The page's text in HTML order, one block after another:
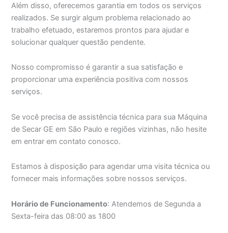
Além disso, oferecemos garantia em todos os serviços
realizados. Se surgir algum problema relacionado ao
trabalho efetuado, estaremos prontos para ajudar e
solucionar qualquer questão pendente.
Nosso compromisso é garantir a sua satisfação e
proporcionar uma experiência positiva com nossos
serviços.
Se você precisa de assistência técnica para sua Máquina
de Secar GE em São Paulo e regiões vizinhas, não hesite
em entrar em contato conosco.
Estamos à disposição para agendar uma visita técnica ou
fornecer mais informações sobre nossos serviços.
Horário de Funcionamento: Atendemos de Segunda a
Sexta-feira das 08:00 as 1800